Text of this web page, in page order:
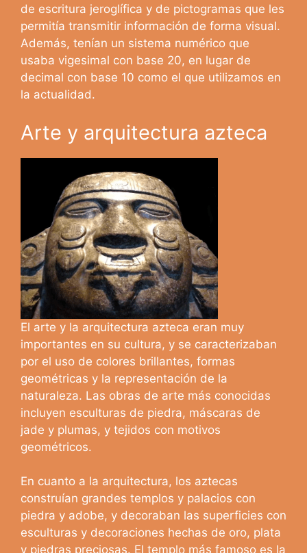
de escritura jeroglífica y de pictogramas que les
permitía transmitir información de forma visual.
Además, tenían un sistema numérico que
usaba vigesimal con base 20, en lugar de
decimal con base 10 como el que utilizamos en
la actualidad.
Arte y arquitectura azteca
El arte y la arquitectura azteca eran muy
importantes en su cultura, y se caracterizaban
por el uso de colores brillantes, formas
geométricas y la representación de la
naturaleza. Las obras de arte más conocidas
incluyen esculturas de piedra, máscaras de
jade y plumas, y tejidos con motivos
geométricos.
En cuanto a la arquitectura, los aztecas
construían grandes templos y palacios con
piedra y adobe, y decoraban las superficies con
esculturas y decoraciones hechas de oro, plata
y piedras preciosas. El templo más famoso es la